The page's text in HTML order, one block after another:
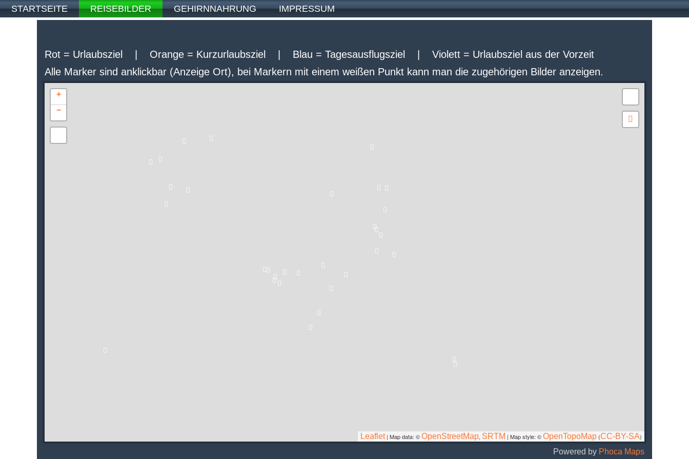
STARTSEITE REISEBILDER GEHIRNNAHRUNG IMPRESSUM
Rot = Urlaubsziel | Orange = Kurzurlaubsziel | Blau = Tagesausflugsziel | Violett = Urlaubsziel aus der Vorzeit
Alle Marker sind anklickbar (Anzeige Ort), bei Markern mit einem weißen Punkt kann man die zugehörigen Bilder anzeigen.
+
−
Leaflet| Map data: ©OpenStreetMap, SRTM | Map style: ©OpenTopoMap (CC-BY-SA)
Powered by Phoca Maps